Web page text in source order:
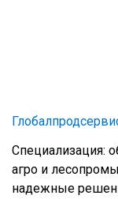
Специализация:
агро и
надежные